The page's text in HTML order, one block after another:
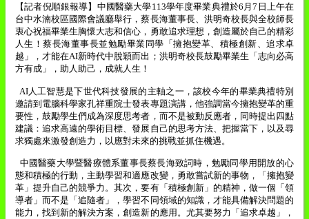
【記者倪順銀報導】中國醫藥大學113學年度畢業典禮於6 月7 日上午在
台中水湳校區國際會議廳舉行，蔡長海董事長、洪明奇校長與全校師長
衷心祝福畢業生胸懷大志和信心，勇敢追求理想，創造屬於自己的精彩
人生！蔡長海董事長並勉勵畢業同學「擁抱變革、積極創新、追求卓
越」，才能在AI新時代中脫穎而出；洪明奇校長鼓勵畢業生「志向必高
方有成」，助人助己，成就人生！
AI人工智慧是下世代科技發展的主軸之一，該校今年的畢業典禮特別
邀請到電腦科學家孔祥重院士發表專題演講，他強調當今擁抱變革的重
要性，鼓勵學生們成為深度思考者，而不是被動反應者，同時提出四點
建議：追求高遠的學術目標、發展自己的思考方法、把握當下，以及尋
求獨處來激發創造力，以應對未來的挑戰並抓住機遇。
中國醫藥大學暨醫療體系董事長蔡長海致詞時，勉勵同學用開放的心
態和積極的行動，主動學習和適應改變，勇敢嘗試新的事物，「擁抱變
革」提升自己的競爭力。其次，要有「積極創新」的精神，做一個「領
導者」而不是「追隨者」，學習不同領域的知識，才能具備解決問題的
能力，找到新的解決方案，創造新的應用。尤其要努力「追求卓越」，